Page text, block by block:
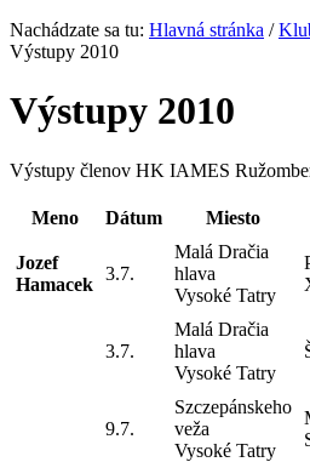
Nachádzate sa tu: Hlavná stránka /
Výstupy 2010
Výstupy 2010
Výstupy členov HK IAMES
Meno Dátum Miesto
Jozef
Hamacek
3.7.
Malá Dračia
hlava
Vysoké Tatry
3.7.
Malá Dračia
hlava
Vysoké Tatry
9.7.
Szczepánskeho
veža
Vysoké Tatry